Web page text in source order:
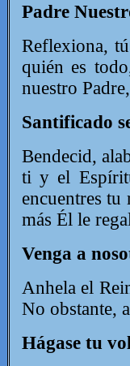
Padre
Reflexiona,
quién es
nuestro
Santificado
Bendecid,
ti y el
encuentres tu
más Él le
Venga a
Anhela el
No obstante,
Hágase tu